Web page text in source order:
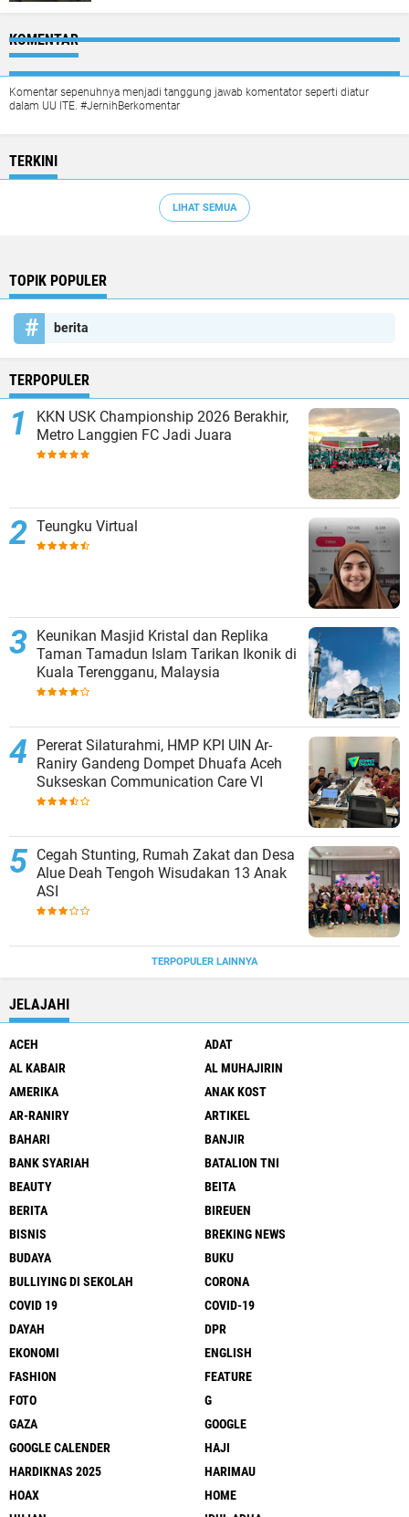
KOMENTAR
Komentar sepenuhnya menjadi tanggung jawab komentator seperti diatur
dalam UU ITE. #JernihBerkomentar
TERKINI
LIHAT SEMUA
TOPIK POPULER
berita
TERPOPULER
KKN USK Championship 2026 Berakhir,
Metro Langgien FC Jadi Juara
Teungku Virtual
Keunikan Masjid Kristal dan Replika
Taman Tamadun Islam Tarikan Ikonik di
Kuala Terengganu, Malaysia
Pererat Silaturahmi, HMP KPI UIN Ar-
Raniry Gandeng Dompet Dhuafa Aceh
Sukseskan Communication Care VI
Cegah Stunting, Rumah Zakat dan Desa
Alue Deah Tengoh Wisudakan 13 Anak
ASI
TERPOPULER LAINNYA
JELAJAHI
ACEH
ADAT
AL KABAIR
AL MUHAJIRIN
AMERIKA
ANAK KOST
AR-RANIRY
ARTIKEL
BAHARI
BANJIR
BANK SYARIAH
BATALION TNI
BEAUTY
BEITA
BERITA
BIREUEN
BISNIS
BREKING NEWS
BUDAYA
BUKU
BULLIYING DI SEKOLAH
CORONA
COVID 19
COVID-19
DAYAH
DPR
EKONOMI
ENGLISH
FASHION
FEATURE
FOTO
G
GAZA
GOOGLE
GOOGLE CALENDER
HAJI
HARDIKNAS 2025
HARIMAU
HOAX
HOME